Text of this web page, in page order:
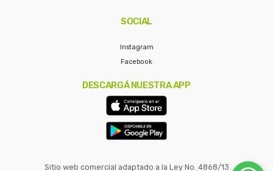
SOCIAL
Instagram
Facebook
DESCARGÁ NUESTRA APP
Sitio web comercial adaptado a la Ley No. 4868/13